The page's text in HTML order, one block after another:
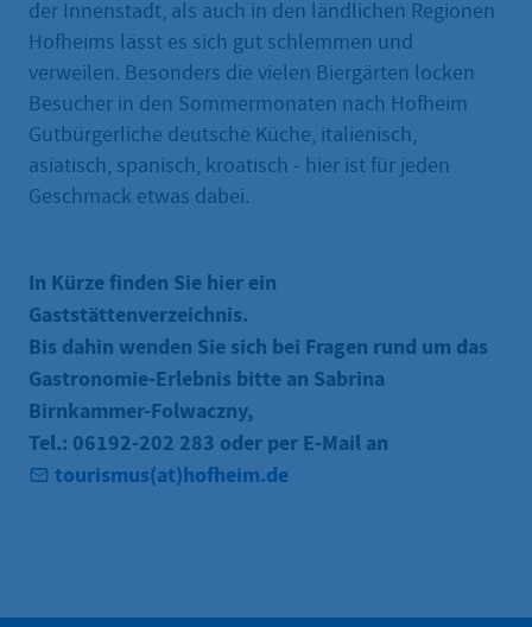
der Innenstadt, als auch in den ländlichen Regionen
Hofheims lässt es sich gut schlemmen und
verweilen. Besonders die vielen Biergärten locken
Besucher in den Sommermonaten nach Hofheim
Gutbürgerliche deutsche Küche, italienisch,
asiatisch, spanisch, kroatisch - hier ist für jeden
Geschmack etwas dabei.
In Kürze finden Sie hier ein
Gaststättenverzeichnis.
Bis dahin wenden Sie sich bei Fragen rund um das
Gastronomie-Erlebnis bitte an Sabrina
Birnkammer-Folwaczny,
Tel.: 06192-202 283 oder per E-Mail an
tourismus(at)hofheim.de